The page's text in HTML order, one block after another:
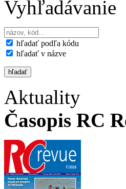
Vyhľadávanie
hľadať podľa kódu
hľadať v názve
Aktuality
Časopis RC